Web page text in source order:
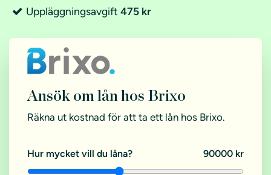
Uppläggningsavgift 475 kr
Ansök om lån hos Brixo
Räkna ut kostnad för att ta ett lån hos Brixo.
Hur mycket vill du låna? 90000 kr